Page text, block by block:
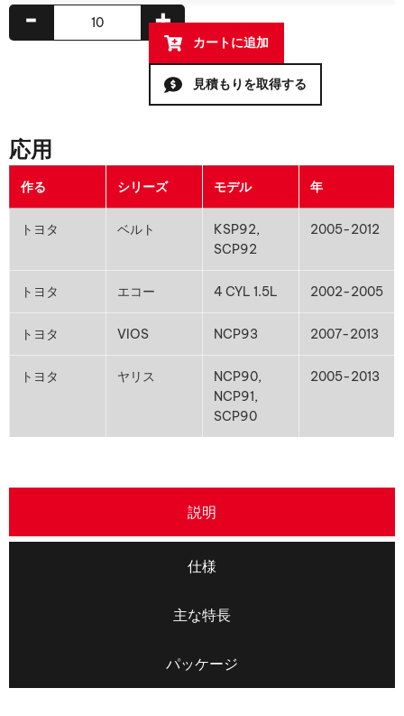
+
-
カートに追加
見積もりを取得する
応用
作る シリーズ モデル 年
トヨタ ベルト
KSP92,
SCP92
2005-2012
トヨタ エコー 4 CYL 1.5L 2002-2005
トヨタ VIOS NCP93 2007-2013
トヨタ ヤリス
NCP90,
NCP91,
SCP90
2005-2013
説明
仕様
主な特長
パッケージ